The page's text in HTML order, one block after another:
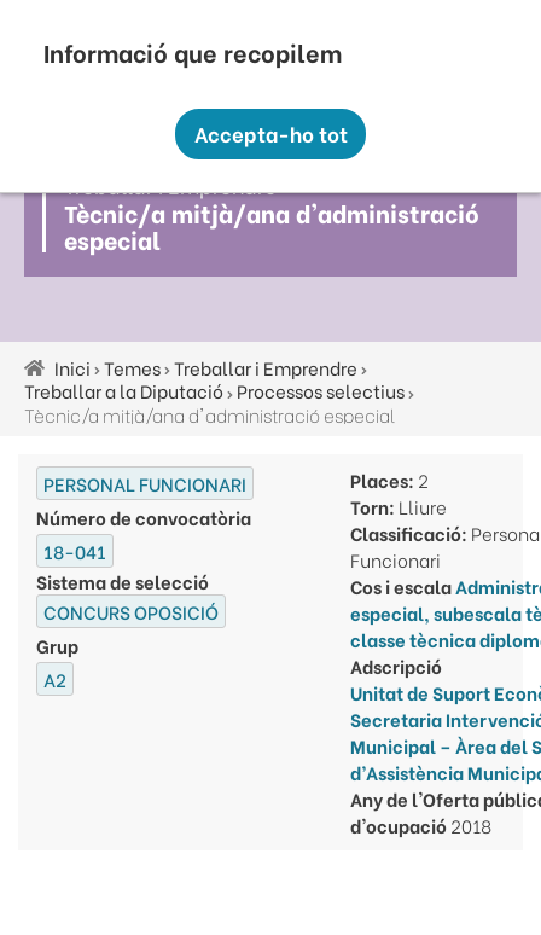
contingut
Treballar I Emprendre
Tècnic/a mitjà/ana d'administració
especial
d'ariadna
Inici Temes Treballar i Emprendre
Treballar a la Diputació Processos selectius
Tècnic/a mitjà/ana d'administració especial
PERSONAL FUNCIONARI
Número de convocatòria
18-041
Sistema de selecció
CONCURS OPOSICIÓ
Grup
A2
Places: 2
Torn: Lliure
Classificació:
Funcionari
Cos i escala
especial, subescala
classe tècnica
Adscripció
Unitat de Suport
Secretaria
Municipal – Àrea del
d’Assistència
Any de l'Oferta
d'ocupació2018
personal amb les següents finalitats:
Funcionalitat, Analítica.
Més informació
Canviar preferències
Accepta-ho tot